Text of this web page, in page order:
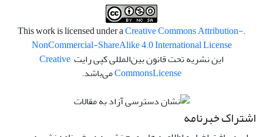
.This work is licensed under a
Creative Commons Attribution-
NonCommercial-ShareAlike 4.0 International License
این نشریه تحت قانون بین‌المللی کپی رایت Creative
CommonsLicense می‌باشد.
اشتراک خبرنامه